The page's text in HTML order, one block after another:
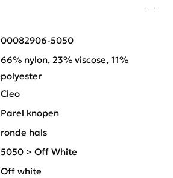
00082906-5050
66% nylon, 23% viscose, 11%
polyester
Cleo
Parel knopen
ronde hals
5050 > Off White
Off white